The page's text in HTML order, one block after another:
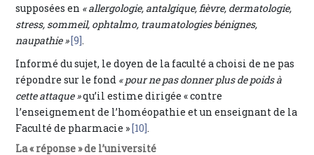
supposées en « allergologie, antalgique, fièvre, dermatologie,
stress, sommeil, ophtalmo, traumatologies bénignes,
naupathie »[9].
Informé du sujet, le doyen de la faculté a choisi de ne pas
répondre sur le fond « pour ne pas donner plus de poids à
cette attaque »qu’il estime dirigée « contre
l’enseignement de l’homéopathie et un enseignant de la
Faculté de pharmacie »[10].
La « réponse » de l’université